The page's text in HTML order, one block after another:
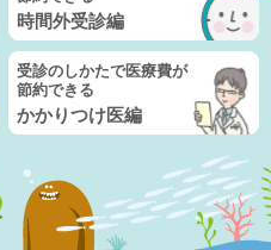
時間外受診編
受診のしかたで医療費が
節約できる
かかりつけ医編